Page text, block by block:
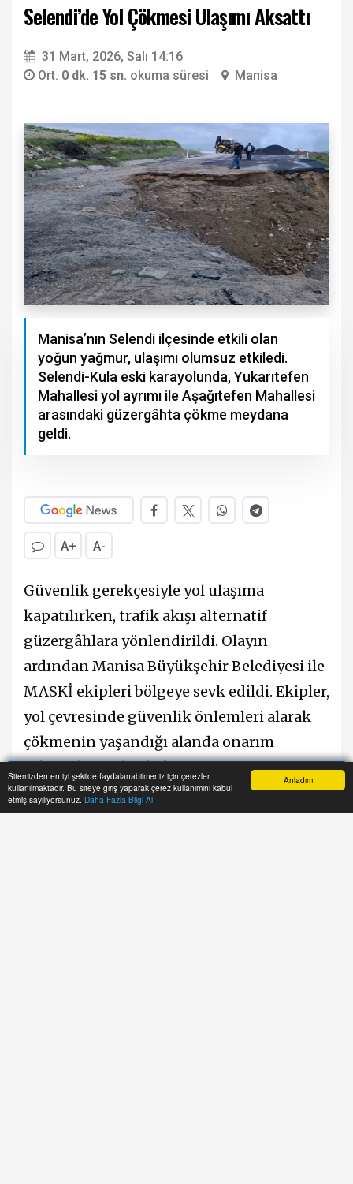
Anladım
Sitemizden en iyi şekilde faydalanabilmeniz için çerezler
kullanılmaktadır. Bu siteye giriş yaparak çerez kullanımını kabul
etmiş sayılıyorsunuz. Daha Fazla Bilgi Al
Selendi’de Yol Çökmesi Ulaşımı Aksattı
31 Mart, 2026, Salı 14:16
Ort. 0 dk. 15 sn. okuma süresi Manisa
Manisa’nın Selendi ilçesinde etkili olan
yoğun yağmur, ulaşımı olumsuz etkiledi.
Selendi-Kula eski karayolunda, Yukarıtefen
Mahallesi yol ayrımı ile Aşağıtefen Mahallesi
arasındaki güzergâhta çökme meydana
geldi.
A+ A-
Güvenlik gerekçesiyle yol ulaşıma
kapatılırken, trafik akışı alternatif
güzergâhlara yönlendirildi. Olayın
ardından Manisa Büyükşehir Belediyesi ile
MASKİ ekipleri bölgeye sevk edildi. Ekipler,
yol çevresinde güvenlik önlemleri alarak
çökmenin yaşandığı alanda onarım
çalışmalarına başladı.
#Selendi #yağmış #yolçökmesi
Anasayfa Yazarlar Haber Ara İhbar Hattı Menu